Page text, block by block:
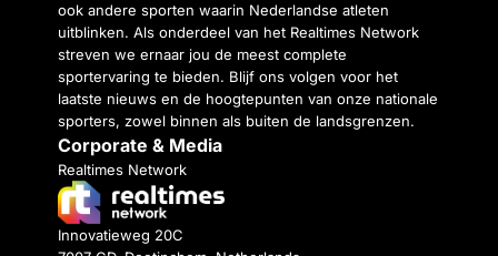
ook andere sporten waarin Nederlandse atleten
uitblinken. Als onderdeel van het Realtimes Network
streven we ernaar jou de meest complete
sportervaring te bieden. Blijf ons volgen voor het
laatste nieuws en de hoogtepunten van onze nationale
sporters, zowel binnen als buiten de landsgrenzen.
Corporate & Media
Realtimes Network
Innovatieweg 20C